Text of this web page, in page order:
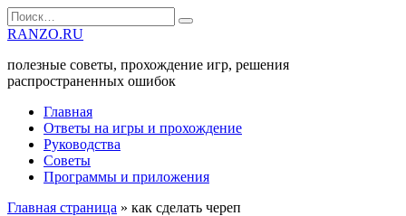
Перейти
к
Search
for:
RANZO.RU
полезные советы, прохождение игр, решения
распространенных ошибок
Главная
Ответы на игры и прохождение
Руководства
Советы
Программы и приложения
Главная страница » как сделать череп